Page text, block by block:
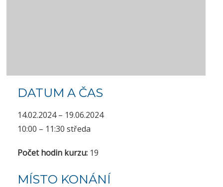
DATUM A ČAS
14.02.2024 – 19.06.2024
10:00 – 11:30 středa
Počet hodin kurzu: 19
MÍSTO KONÁNÍ